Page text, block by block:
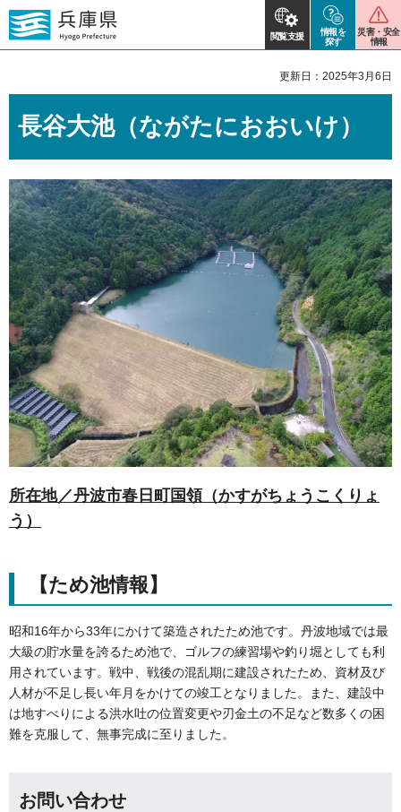
閲覧支援
情報を
探す
災害・安全
情報
更新日：2025年3月6日
長谷大池（ながたにおおいけ）
所在地／丹波市春日町国領（かすがちょうこくりょ
う）
【ため池情報】
昭和16年から33年にかけて築造されたため池です。丹波地域では最
大級の貯水量を誇るため池で、ゴルフの練習場や釣り堀としても利
用されています。戦中、戦後の混乱期に建設されたため、資材及び
人材が不足し長い年月をかけての竣工となりました。また、建設中
は地すべりによる洪水吐の位置変更や刃金土の不足など数多くの困
難を克服して、無事完成に至りました。
お問い合わせ